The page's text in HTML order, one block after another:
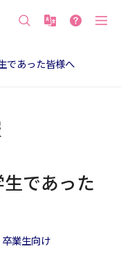
であった皆様へ
であった
卒業生向け